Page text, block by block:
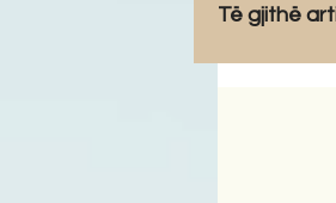
Të gjithë